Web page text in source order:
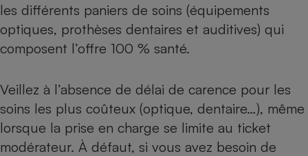
les différents paniers de soins (équipements
optiques, prothèses dentaires et auditives) qui
composent l’offre 100 % santé.
Veillez à l’absence de délai de carence pour les
soins les plus coûteux (optique, dentaire…), même
lorsque la prise en charge se limite au ticket
modérateur. À défaut, si vous avez besoin de
Climatiseur -
Antivirus